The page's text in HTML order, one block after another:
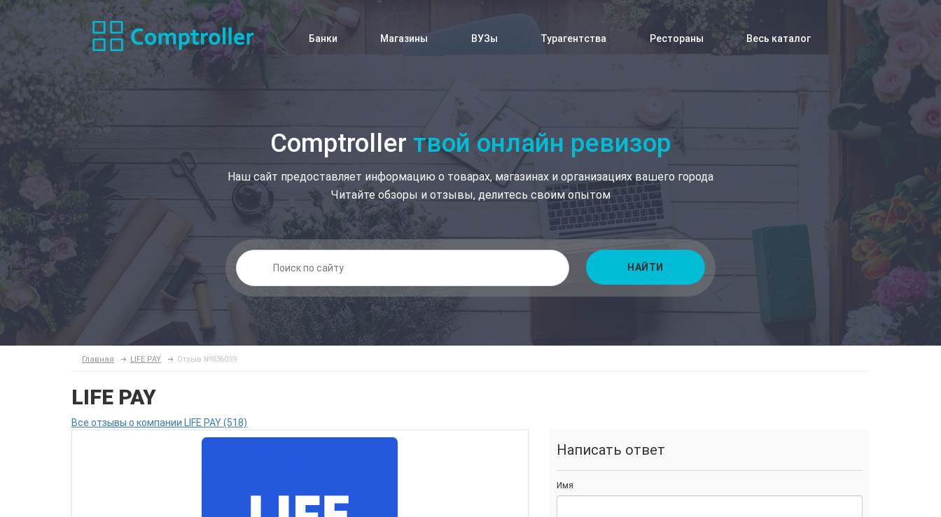
Банки Магазины ВУЗы Турагентства Рестораны Весь каталог
Comptroller твой онлайн ревизор
Наш сайт предоставляет информацию о товарах, магазинах и организациях вашего города
Читайте обзоры и отзывы, делитесь своим опытом
НАЙТИ
Главная LIFE PAY Отзыв №836059
LIFE PAY
Все отзывы о компании LIFE PAY (518)
Написать ответ
Имя